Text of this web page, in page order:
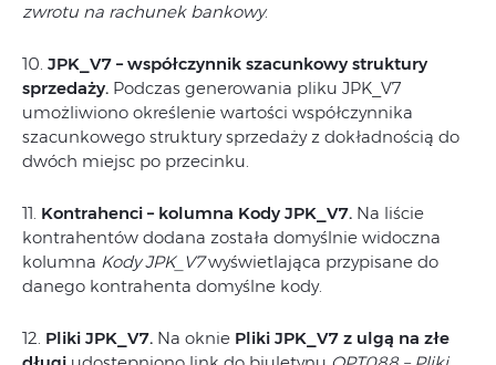
zwrotu na rachunek bankowy.
10. JPK_V7 – współczynnik szacunkowy struktury
sprzedaży. Podczas generowania pliku JPK_V7
umożliwiono określenie wartości współczynnika
szacunkowego struktury sprzedaży z dokładnością do
dwóch miejsc po przecinku.
11. Kontrahenci – kolumna Kody JPK_V7. Na liście
kontrahentów dodana została domyślnie widoczna
kolumna Kody JPK_V7wyświetlająca przypisane do
danego kontrahenta domyślne kody.
12. Pliki JPK_V7. Na oknie Pliki JPK_V7 z ulgą na złe